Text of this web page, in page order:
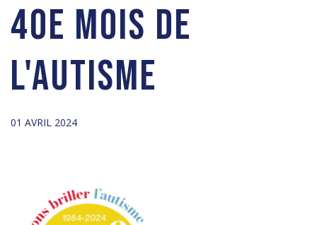
40e mois de
l'autisme
01 AVRIL 2024